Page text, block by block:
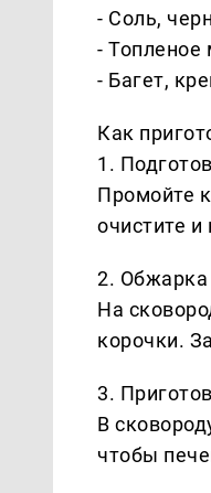
- Соль,
-
- Багет,
Как
1.
Промойте
очистите
2. Обжарка
На
корочки.
3.
В
чтобы